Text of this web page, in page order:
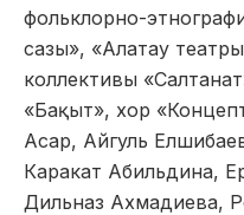
фольклорно-
сазы», «Алатау
коллективы
«Бақыт», хор
Асар, Айгуль
Каракат Абильдина,
Дильназ Ахмадиева,